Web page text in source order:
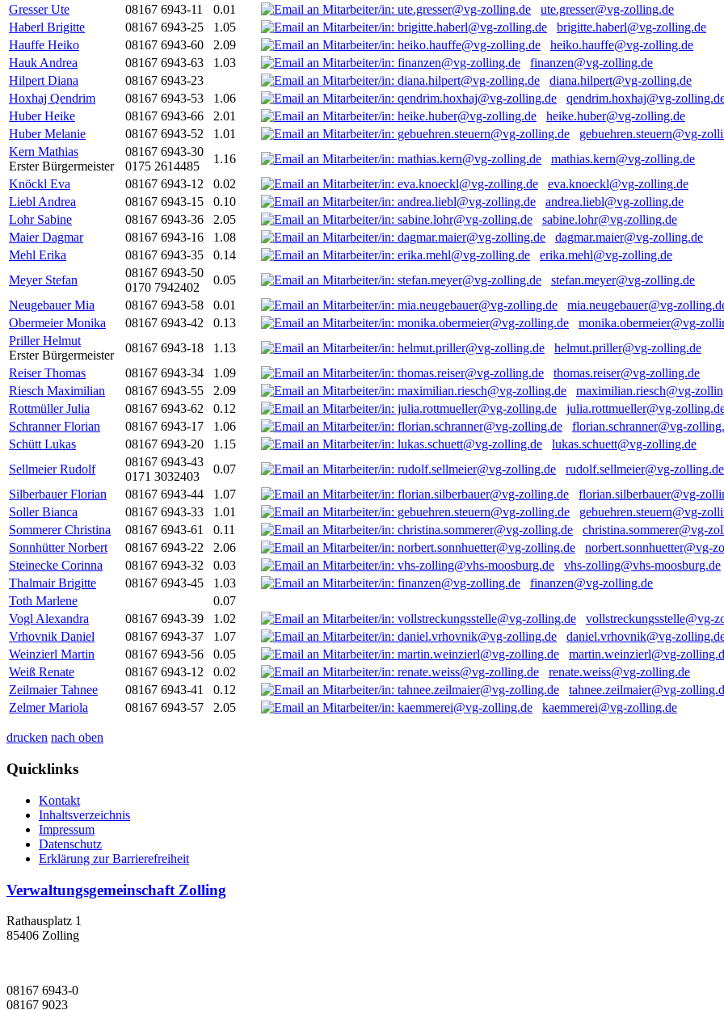
Gresser Ute
08167 6943-11 0.01
ute.gresser@vg-zolling.de
Haberl Brigitte
08167 6943-25 1.05
brigitte.haberl@vg-zolling.de
Hauffe Heiko
08167 6943-60 2.09
heiko.hauffe@vg-zolling.de
Hauk Andrea
08167 6943-63 1.03
finanzen@vg-zolling.de
Hilpert Diana
08167 6943-23
diana.hilpert@vg-zolling.de
Hoxhaj Qendrim
08167 6943-53 1.06
qendrim.hoxhaj@vg-
Huber Heike
08167 6943-66 2.01
heike.huber@vg-zolling.de
Huber Melanie
08167 6943-52 1.01
gebuehren.steuern@vg-
Kern Mathias
Erster Bürgermeister
08167 6943-30
0175 2614485
1.16
mathias.kern@vg-zolling.de
Knöckl Eva
08167 6943-12 0.02
eva.knoeckl@vg-zolling.de
Liebl Andrea
08167 6943-15 0.10
andrea.liebl@vg-zolling.de
Lohr Sabine
08167 6943-36 2.05
sabine.lohr@vg-zolling.de
Maier Dagmar
08167 6943-16 1.08
dagmar.maier@vg-zolling.de
Mehl Erika
08167 6943-35 0.14
erika.mehl@vg-zolling.de
Meyer Stefan
08167 6943-50
0170 7942402
0.05
stefan.meyer@vg-zolling.de
Neugebauer Mia
08167 6943-58 0.01
mia.neugebauer@vg-
Obermeier Monika
08167 6943-42 0.13
monika.obermeier@vg-
Priller Helmut
Erster Bürgermeister
08167 6943-18 1.13
helmut.priller@vg-zolling.de
Reiser Thomas
08167 6943-34 1.09
thomas.reiser@vg-zolling.de
Riesch Maximilian
08167 6943-55 2.09
maximilian.riesch@vg-
Rottmüller Julia
08167 6943-62 0.12
julia.rottmueller@vg-
Schranner Florian
08167 6943-17 1.06
florian.schranner@vg-
Schütt Lukas
08167 6943-20 1.15
lukas.schuett@vg-zolling.de
Sellmeier Rudolf
08167 6943-43
0171 3032403
0.07
rudolf.sellmeier@vg-zolling.de
Silberbauer Florian
08167 6943-44 1.07
florian.silberbauer@vg-
Soller Bianca
08167 6943-33 1.01
gebuehren.steuern@vg-
Sommerer Christina
08167 6943-61 0.11
christina.sommerer@vg-
Sonnhütter Norbert
08167 6943-22 2.06
norbert.sonnhuetter@vg-
Steinecke Corinna
08167 6943-32 0.03
vhs-zolling@vhs-moosburg.de
Thalmair Brigitte
08167 6943-45 1.03
finanzen@vg-zolling.de
Toth Marlene
0.07
Vogl Alexandra
08167 6943-39 1.02
vollstreckungsstelle@vg-
Vrhovnik Daniel
08167 6943-37 1.07
daniel.vrhovnik@vg-
Weinzierl Martin
08167 6943-56 0.05
martin.weinzierl@vg-
Weiß Renate
08167 6943-12 0.02
renate.weiss@vg-zolling.de
Zeilmaier Tahnee
08167 6943-41 0.12
tahnee.zeilmaier@vg-
Zelmer Mariola
08167 6943-57 2.05 kaemmerei@vg-zolling.de
drucken nach oben
Quicklinks
Kontakt
Inhaltsverzeichnis
Impressum
Datenschutz
Erklärung zur Barrierefreiheit
Verwaltungsgemeinschaft Zolling
Rathausplatz 1
85406 Zolling
08167 6943-0
08167 9023